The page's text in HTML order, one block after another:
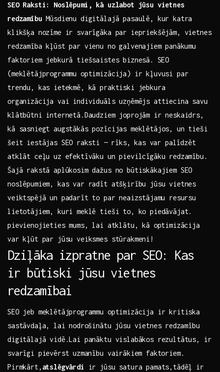
SEO ‌Raksti: Noslēpumi, kā uzlabot jūsu vietnes
redzamību Mūsdienu digitālajā pasaulē, kur katra
klikšķa nozīme ir svarīgāka par iepriekšējām, vietnes
redzamība kļūst par vienu no galvenajiem⁢ panākumu
faktoriem jebkurā tiešsaistes biznesā. ⁣SEO
(meklētājprogrammu optimizācija) ir kļuvusi par
trendu, kas ietekmē, kā praktiski ​jebkura‌
organizācija vai individuāls uzņēmējs attiecina savu
klātbūtni internetā.Daudziem joprojām ir neskaidrs,
kā‌ sasniegt augstākās pozīcijas meklētājos, un tieši⁤
šeit iestājas SEO ⁤raksti — ⁢rīks, kas ⁤var palīdzēt
atklāt ceļu uz efektīvāku un pievilcīgāku ‍redzamību. ​
Šajā rakstā aplūkosim dažus no būtiskākajiem SEO‍
noslēpumiem, kas var radīt atšķirību jūsu vietnes
veiktspējā un padarīt ⁢to par neaizstājamu resursu
lietotājiem, kuri meklē tieši to, ‌ko piedāvājat.
‌pievienojieties mums,⁣ lai atklātu, kā optimizācija
var kļūt par jūsu veiksmes stūrakmeni!
Dziļāka izpratne ⁣par SEO: Kas
ir būtiski jūsu vietnes
redzamībai
SEO jeb meklētājprogrammu optimizācija ir kritiska
‌sastāvdaļa, lai ⁢nodrošinātu jūsu vietnes⁣ redzamību
digitālajā vidē.Lai panāktu vislabākos rezultātus, ir
svarīgi pievērst ⁤uzmanību vairākiem faktoriem.
Pirmkārt, atslēgvārdi
ir ​jūsu satura pamats,tādēļ ir